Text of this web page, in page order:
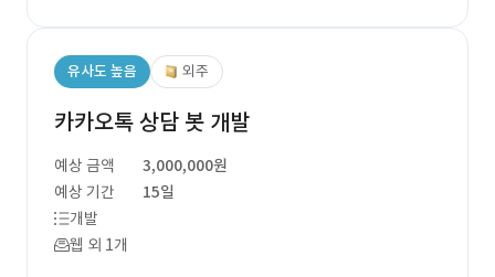
유사도 높음 외주
카카오톡 상담 봇 개발
예상 금액
3,000,000원
예상 기간
15일
개발
웹 외 1개